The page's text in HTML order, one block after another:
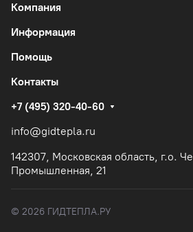
Компания
Информация
Помощь
Контакты
+7 (495) 320-40-60
info@gidtepla.ru
142307, Московская область, г.о.
Промышленная, 21
© 2026 ГИДТЕПЛА.РУ